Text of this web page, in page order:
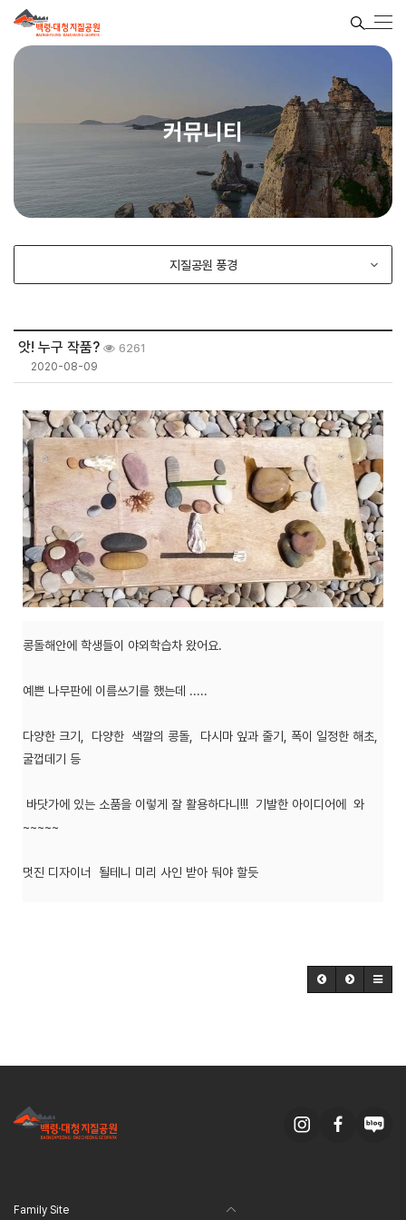
커뮤니티
지질공원 풍경
앗! 누구 작품? 6261
2020-08-09
콩돌해안에 학생들이 야외학습차 왔어요.
예쁜 나무판에 이름쓰기를 했는데 .....
다양한 크기, 다양한 색깔의 콩돌, 다시마 잎과 줄기, 폭이 일정한 해초,
굴껍데기 등
바닷가에 있는 소품을 이렇게 잘 활용하다니!!! 기발한 아이디어에 와
~~~~~
멋진 디자이너 될테니 미리 사인 받아 둬야 할듯
Family Site